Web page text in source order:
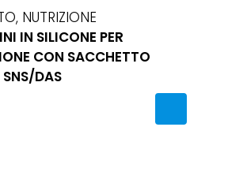
NUTRIZIONE
IN SILICONE PER
CON SACCHETTO
DAS